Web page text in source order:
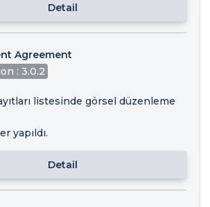
Detail
Agreement
: 3.0.2
listesinde görsel düzenleme
yapıldı.
Detail